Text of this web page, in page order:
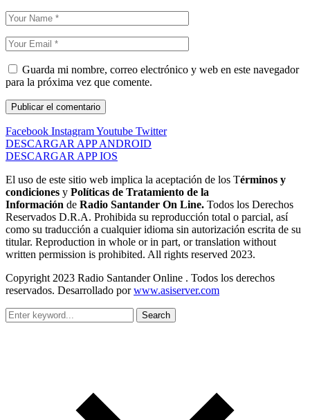
Guarda mi nombre, correo electrónico y web en este navegador
para la próxima vez que comente.
Facebook InstagramYoutube Twitter
DESCARGAR APP ANDROID
DESCARGAR APP IOS
El uso de este sitio web implica la aceptación de los Términos y
condiciones y Políticas de Tratamiento de la
Información de Radio Santander On Line. Todos los Derechos
Reservados D.R.A. Prohibida su reproducción total o parcial, así
como su traducción a cualquier idioma sin autorización escrita de su
titular. Reproduction in whole or in part, or translation without
written permission is prohibited. All rights reserved 2023.
Copyright 2023 Radio Santander Online . Todos los derechos
reservados. Desarrollado porwww.asiserver.com
Search